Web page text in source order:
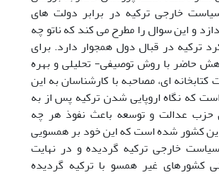
سیاست خارجی ترکیه در برابر دولت های
و این سوال را مطرح می کند که ناتو چه
ترکیه در قبال دول همجوار دارد. برای
حاضر با روش توصیفی- تحلیلی و بهره
کتابخانه ای، مصاحبه با کارشناسان به این
که نگاه اروپایی شدن ترکیه پس از به
عدالت و توسعه باعث نفوذ هر چه
این کشور شده است که این خود بر همسویی
خارجی ترکیه گردیده و در نهایت
کشورهای غیر همسو با ترکیه گردیده